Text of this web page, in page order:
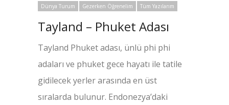
Dünya Turum Gezerken Öğrenelim Tüm Yazılarım
Tayland – Phuket Adası
Tayland Phuket adası, ünlü phi phi
adaları ve phuket gece hayatı ile tatile
gidilecek yerler arasında en üst
sıralarda bulunur. Endonezya’daki